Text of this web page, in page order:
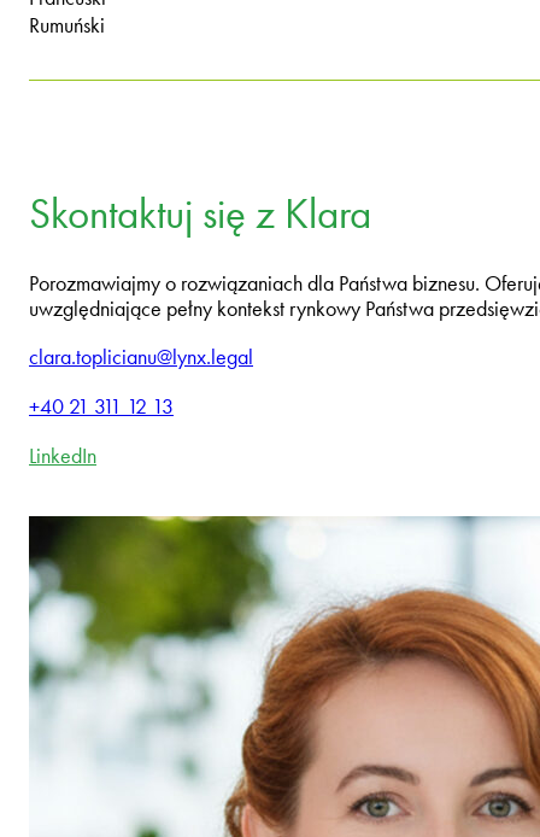
Rumuński
Skontaktuj się z Klara
Porozmawiajmy o rozwiązaniach dla Państwa biznesu.
uwzględniające pełny kontekst rynkowy Państwa
clara.toplicianu@lynx.legal
+40 21 311 12 13
LinkedIn